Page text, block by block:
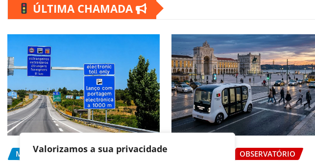
Valorizamos a sua privacidade
ÚLTIMA CHAMADA
MOBILIDADE PORTAGEM
OBSERVATÓRIO